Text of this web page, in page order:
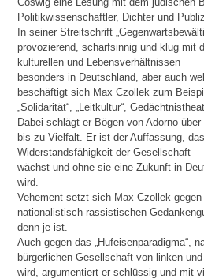
Politikwissenschaftler, Dichter und
In seiner Streitschrift
provozierend, scharfsinnig und klug mit
kulturellen und Lebensverhältnissen
besonders in Deutschland, aber auch
beschäftigt sich Max Czollek zum
„Solidarität“, „Leitkultur“,
Dabei schlägt er Bögen von Adorno
bis zu Vielfalt. Er ist der Auffassung,
Widerstandsfähigkeit der Gesellschaft
wächst und ohne sie eine Zukunft in
wird.
Vehement setzt sich Max Czollek
nationalistisch-rassistischen
denn je ist.
Auch gegen das „Hufeisenparadigma“,
bürgerlichen Gesellschaft von linken
wird, argumentiert er schlüssig und mit